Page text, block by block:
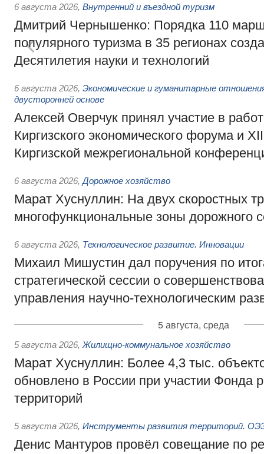
6 августа 2026, Внутренний и въездной туризм
Дмитрий Чернышенко: Порядка 110
популярного туризма в 35 регионах
Десятилетия науки и технологий
6 августа 2026, Экономические и гуманитарные
двусторонней основе
Алексей Оверчук принял участие в
Киргизского экономического форума и
Киргизской межрегиональной
6 августа 2026, Дорожное хозяйство
Марат Хуснуллин: На двух скоростных
многофункциональные зоны дорожного
6 августа 2026, Технологическое развитие. Инновации
Михаил Мишустин дал поручения по
стратегической сессии о
управления научно-технологическим
5 августа, среда
5 августа 2026, Жилищно-коммунальное хозяйство
Марат Хуснуллин: Более 4,3 тыс.
обновлено в России при участии Фонда
территорий
5 августа 2026, Инструменты развития территорий.
Денис Мантуров провёл совещание по